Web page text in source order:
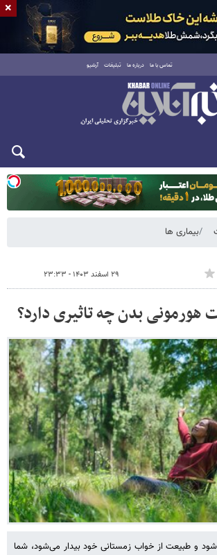
تماس با ما درباره ما تبلیغات آرشیو
یکشنبه ۱۸ مرداد ۱۴۰۵
بیماری ها
۲۹ اسفند ۱۴۰۳ - ۲۳:۳۳
هورمونی بدن چه تاثیری دارد؟
و طبیعت از خواب زمستانی خود بیدار می‌شود، شما
×